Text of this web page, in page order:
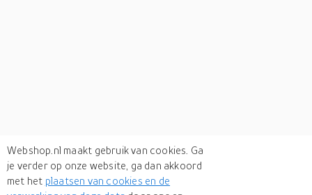
Webshop.nl maakt gebruik van cookies. Ga
je verder op onze website, ga dan akkoord
met het plaatsen van cookies en de